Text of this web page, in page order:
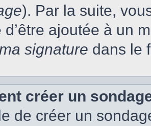
). Par la suite,
d’être ajoutée à un
signature dans le
créer un
de créer un